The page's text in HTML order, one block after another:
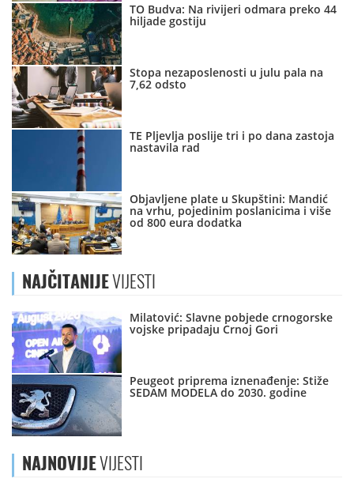
TO Budva: Na rivijeri odmara preko 44
hiljade gostiju
Stopa nezaposlenosti u julu pala na
7,62 odsto
TE Pljevlja poslije tri i po dana zastoja
nastavila rad
Objavljene plate u Skupštini: Mandić
na vrhu, pojedinim poslanicima i više
od 800 eura dodatka
NAJČITANIJEVIJESTI
Milatović: Slavne pobjede crnogorske
vojske pripadaju Crnoj Gori
Peugeot priprema iznenađenje: Stiže
SEDAM MODELA do 2030. godine
NAJNOVIJEVIJESTI